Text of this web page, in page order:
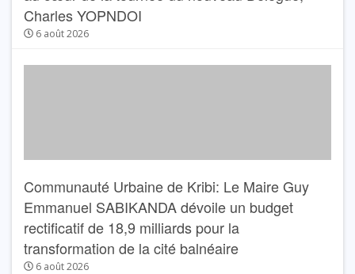
Charles YOPNDOI
6 août 2026
Communauté Urbaine de Kribi: Le Maire Guy
Emmanuel SABIKANDA dévoile un budget
rectificatif de 18,9 milliards pour la
transformation de la cité balnéaire
6 août 2026